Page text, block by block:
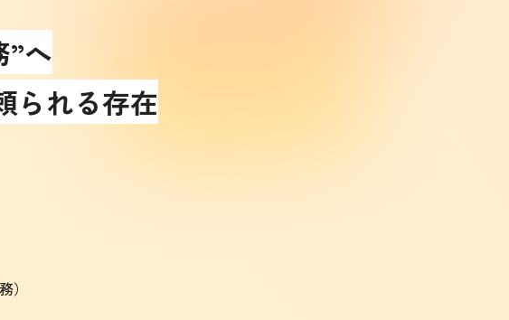
”へ
られる存在
）